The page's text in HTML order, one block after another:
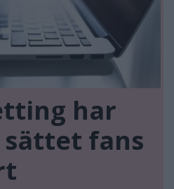
har
fans